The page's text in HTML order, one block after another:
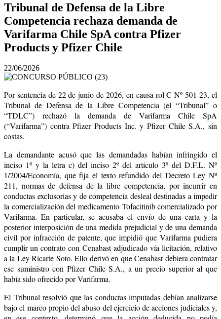
Tribunal de Defensa de la Libre
Competencia rechaza demanda de
Varifarma Chile SpA contra Pfizer
Products y Pfizer Chile
22/06/2026
Por sentencia de 22 de junio de 2026, en causa rol C Nº 501-23, el
Tribunal de Defensa de la Libre Competencia (el “Tribunal” o
“TDLC”) rechazó la demanda de Varifarma Chile SpA
(“Varifarma”) contra Pfizer Products Inc. y Pfizer Chile S.A., sin
costas.
La demandante acusó que las demandadas habían infringido el
inciso 1º y la letra c) del inciso 2º del artículo 3º del D.F.L. Nº
1/2004/Economía, que fija el texto refundido del Decreto Ley Nº
211, normas de defensa de la libre competencia, por incurrir en
conductas exclusorias y de competencia desleal destinadas a impedir
la comercialización del medicamento Tofacitinib comercializado por
Varifarma. En particular, se acusaba el envío de una carta y la
posterior interposición de una medida prejudicial y de una demanda
civil por infracción de patente, que impidió que Varifarma pudiera
cumplir un contrato con Cenabast adjudicado vía licitación, relativo
a la Ley Ricarte Soto. Ello derivó en que Cenabast debiera contratar
ese suministro con Pfizer Chile S.A., a un precio superior al que
había sido ofrecido por Varifarma.
El Tribunal resolvió que las conductas imputadas debían analizarse
bajo el marco propio del abuso del ejercicio de acciones judiciales y,